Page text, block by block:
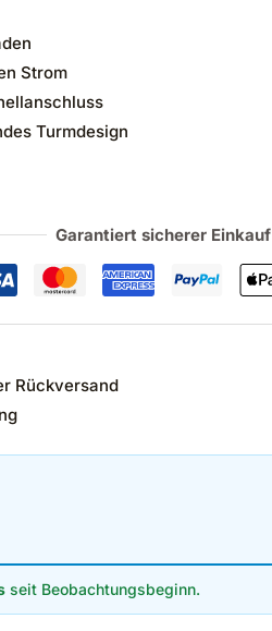
Strom
Turmdesign
Garantiert sicherer Einkauf
Rückversand
seit Beobachtungsbeginn.